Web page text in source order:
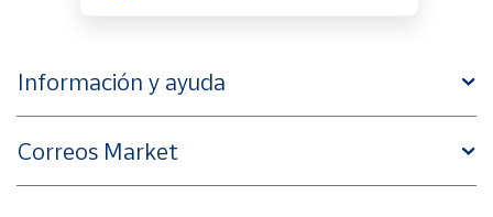
Información y ayuda
Correos Market